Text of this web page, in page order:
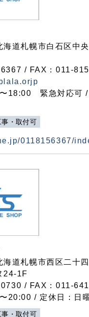
道札幌市白石区中
/ FAX：011-
18:00 緊急対応可 /
事・取付可
0118156367/
道札幌市西区二十
24-1F
/ FAX：011-
20:00 / 定休日：日
事・取付可